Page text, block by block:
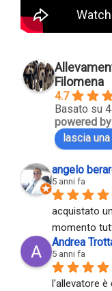
Filomena
4.7
Basato su
powered
lascia
angelo
5 anni fa
acquistato
momento
Andrea
5 anni fa
l'allevatore è